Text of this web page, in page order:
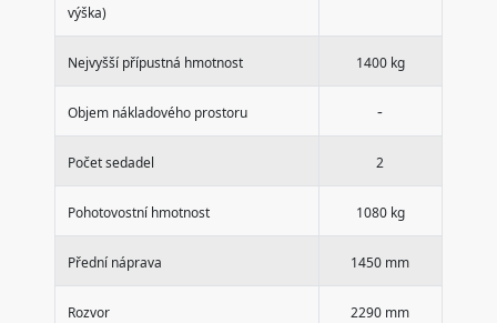
výška)
Nejvyšší přípustná hmotnost 1400 kg
Objem nákladového prostoru -
Počet sedadel 2
Pohotovostní hmotnost 1080 kg
Přední náprava 1450 mm
Rozvor 2290 mm